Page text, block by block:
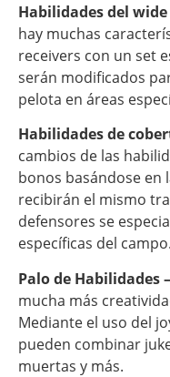
Habilidades del
hay muchas
receivers con un set
serán modificados
pelota en áreas
Habilidades de
cambios de las
bonos basándose en
recibirán el mismo
defensores se
específicas del campo.
Palo de Habilidades –
mucha más
Mediante el uso del
pueden combinar
muertas y más.